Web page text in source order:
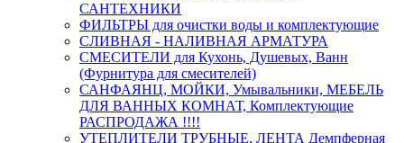
САНТЕХНИКИ
ФИЛЬТРЫ для очистки воды и комплектующие
СЛИВНАЯ - НАЛИВНАЯ АРМАТУРА
СМЕСИТЕЛИ для Кухонь, Душевых, Ванн
(Фурнитура для смесителей)
САНФАЯНЦ, МОЙКИ, Умывальники, МЕБЕЛЬ
ДЛЯ ВАННЫХ КОМНАТ, Комплектующие
РАСПРОДАЖА !!!!
УТЕПЛИТЕЛИ ТРУБНЫЕ, ЛЕНТА Демпферная